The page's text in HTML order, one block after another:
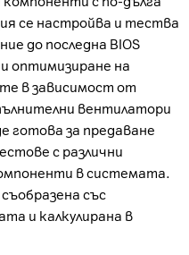
се настройва и тества
до последна BIOS
оптимизиране на
в зависимост от
вентилатори
готова за предаване
с различни
в системата.
със
и калкулирана в